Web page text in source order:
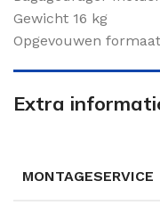
Gewicht 16 kg
Opgevouwen
Extra
MONTAGESERVICE